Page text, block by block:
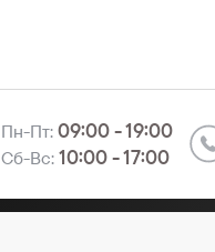
Пн-Пт:09:00 - 19:00
Сб-Вс:10:00 - 17:00